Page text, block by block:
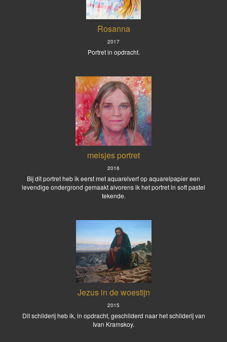
Rosanna
2017
Portret in opdracht.
meisjes portret
2016
Bij dit portret heb ik eerst met aquarelverf op aquarelpapier een
levendige ondergrond gemaakt alvorens ik het portret in soft pastel
tekende.
Jezus in de woestijn
2015
Dit schilderij heb ik, in opdracht, geschilderd naar het schilderij van
Ivan Kramskoy.